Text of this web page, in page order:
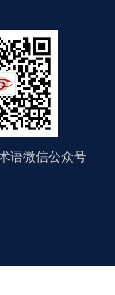
语微信公众号